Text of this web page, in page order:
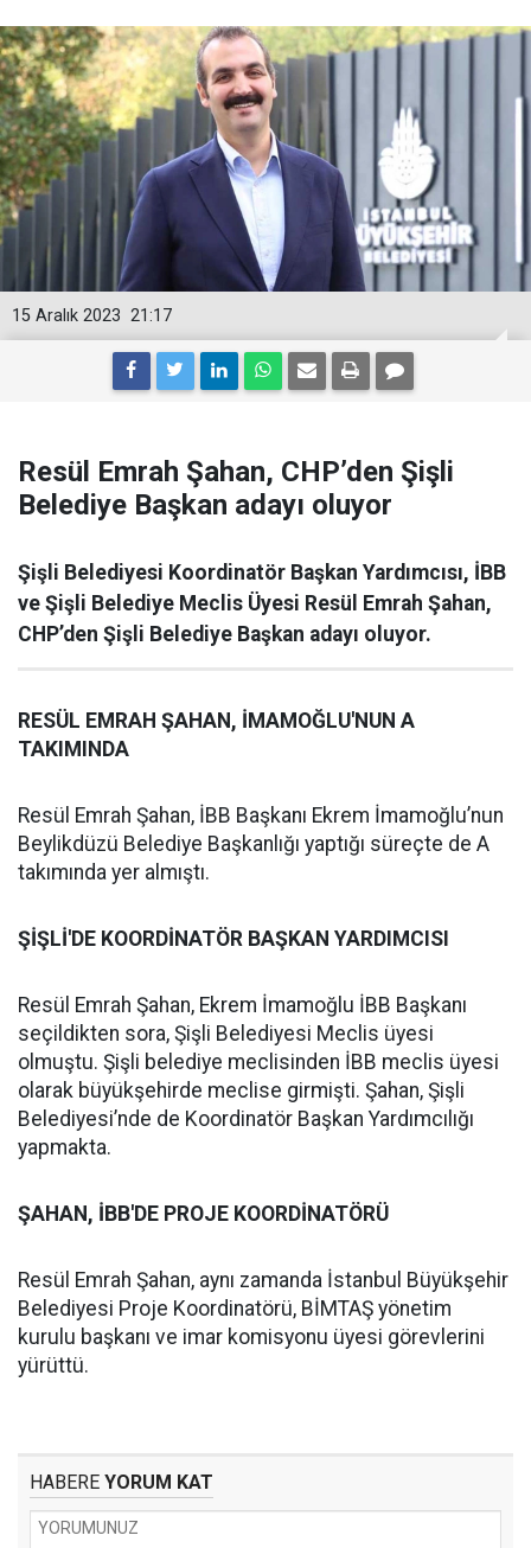
21:17
15 Aralık 2023
Resül Emrah Şahan, CHP’den Şişli
Belediye Başkan adayı oluyor
Şişli Belediyesi Koordinatör Başkan Yardımcısı, İBB
ve Şişli Belediye Meclis Üyesi Resül Emrah Şahan,
CHP’den Şişli Belediye Başkan adayı oluyor.
RESÜL EMRAH ŞAHAN, İMAMOĞLU'NUN A
TAKIMINDA
Resül Emrah Şahan, İBB Başkanı Ekrem İmamoğlu’nun
Beylikdüzü Belediye Başkanlığı yaptığı süreçte de A
takımında yer almıştı.
ŞİŞLİ'DE KOORDİNATÖR BAŞKAN YARDIMCISI
Resül Emrah Şahan, Ekrem İmamoğlu İBB Başkanı
seçildikten sora, Şişli Belediyesi Meclis üyesi
olmuştu. Şişli belediye meclisinden İBB meclis üyesi
olarak büyükşehirde meclise girmişti. Şahan, Şişli
Belediyesi’nde de Koordinatör Başkan Yardımcılığı
yapmakta.
ŞAHAN, İBB'DE PROJE KOORDİNATÖRÜ
Resül Emrah Şahan, aynı zamanda İstanbul Büyükşehir
Belediyesi Proje Koordinatörü, BİMTAŞ yönetim
kurulu başkanı ve imar komisyonu üyesi görevlerini
yürüttü.
HABERE YORUM KAT